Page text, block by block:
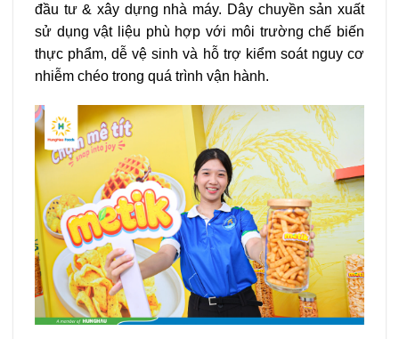
đầu tư & xây dựng nhà máy. Dây chuyền sản xuất
sử dụng vật liệu phù hợp với môi trường chế biến
thực phẩm, dễ vệ sinh và hỗ trợ kiểm soát nguy cơ
nhiễm chéo trong quá trình vận hành.